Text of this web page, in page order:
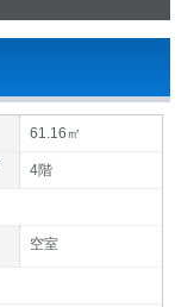
61.16㎡
4階
空室